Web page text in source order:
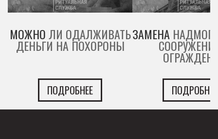
МОЖНОЛИ ОДАЛЖИВАТЬ
ДЕНЬГИ НА ПОХОРОНЫ
ПОДРОБНЕЕ
ЗАМЕНА
ПОДРОБНЕЕ